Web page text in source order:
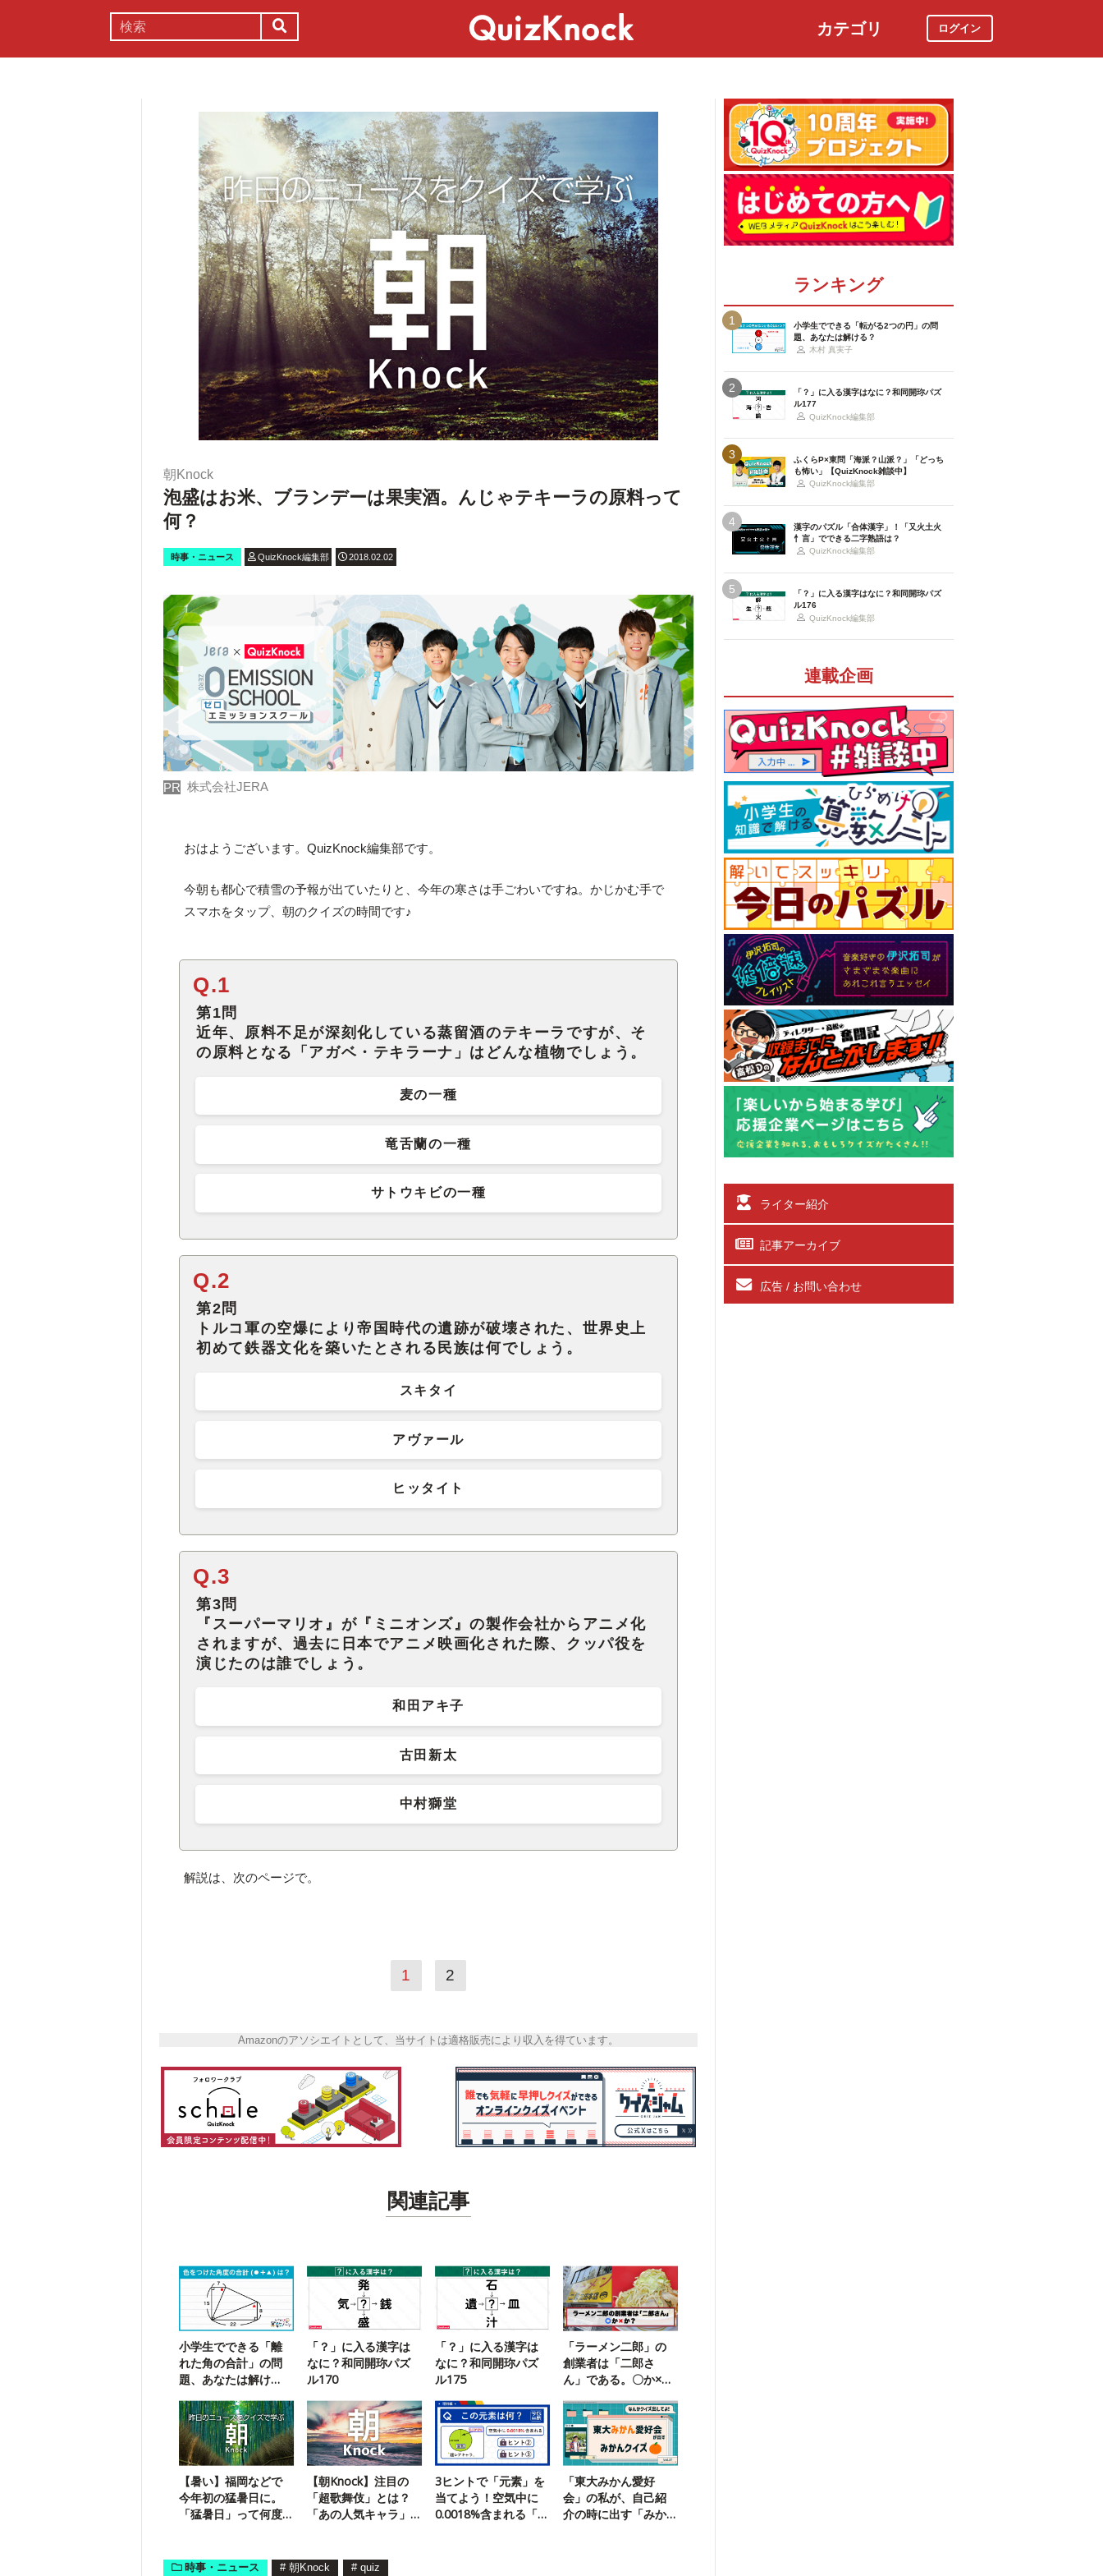
カテゴリ ログイン
朝Knock
泡盛はお米、ブランデーは果実酒。んじゃテキーラの原料って
何？
時事・ニュース QuizKnock編集部 2018.02.02
PR 株式会社JERA
おはようございます。QuizKnock編集部です。
今朝も都心で積雪の予報が出ていたりと、今年の寒さは手ごわいですね。かじかむ手で
スマホをタップ、朝のクイズの時間です♪
Q.1
第1問
近年、原料不足が深刻化している蒸留酒のテキーラですが、そ
の原料となる「アガベ・テキラーナ」はどんな植物でしょう。
麦の一種
竜舌蘭の一種
サトウキビの一種
Q.2
第2問
トルコ軍の空爆により帝国時代の遺跡が破壊された、世界史上
初めて鉄器文化を築いたとされる民族は何でしょう。
スキタイ
アヴァール
ヒッタイト
Q.3
第3問
『スーパーマリオ』が『ミニオンズ』の製作会社からアニメ化
されますが、過去に日本でアニメ映画化された際、クッパ役を
演じたのは誰でしょう。
和田アキ子
古田新太
中村獅堂
解説は、次のページで。
1 2
Amazonのアソシエイトとして、当サイトは適格販売により収入を得ています。
関連記事
小学生でできる「離
れた角の合計」の問
題、あなたは解け
「？」に入る漢字は
なに？和同開珎パズ
ル170
「？」に入る漢字は
なに？和同開珎パズ
ル175
「ラーメン二郎」の
創業者は「二郎さ
ん」である。〇か×
【暑い】福岡などで
今年初の猛暑日に。
「猛暑日」って何度
【朝Knock】注目の
「超歌舞伎」とは？
「あの人気キャラ」
3ヒントで「元素」を
当てよう！空気中に
0.0018%含まれる「レ
「東大みかん愛好
会」の私が、自己紹
介の時に出す「みか
時事・ニュース # 朝Knock # quiz
ランキング
1
小学生でできる「転がる2つの円」の問
題、あなたは解ける？
木村 真実子
2
「？」に入る漢字はなに？和同開珎パズ
ル177
QuizKnock編集部
3
ふくらP×東問「海派？山派？」「どっち
も怖い」【QuizKnock雑談中】
QuizKnock編集部
4
漢字のパズル「合体漢字」！「又火土火
忄言」でできる二字熟語は？
QuizKnock編集部
5
「？」に入る漢字はなに？和同開珎パズ
ル176
QuizKnock編集部
連載企画
ライター紹介
記事アーカイブ
広告 / お問い合わせ